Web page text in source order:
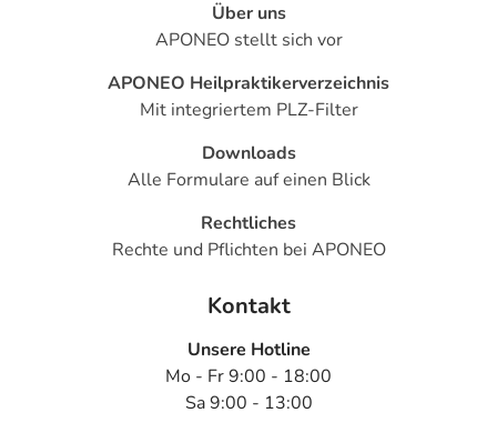
besprechen Sie am
besten mit Ihrem Arzt:
Jahren und
Erwachsene
Kinder von
6-12 Jahren
Einzeldosen
Jugendliche
ab 12
Jahren und
Anwendungshinweise
Die Gesamtdosis sollte nicht ohne Rücksprache mit
Über uns
APONEO stellt sich vor
APONEO Heilpraktikerverzeichnis
Mit integriertem PLZ-Filter
Downloads
Alle Formulare auf einen Blick
Rechtliches
Rechte und Pflichten bei APONEO
Kontakt
Unsere Hotline
Mo - Fr 9:00 - 18:00
Sa 9:00 - 13:00